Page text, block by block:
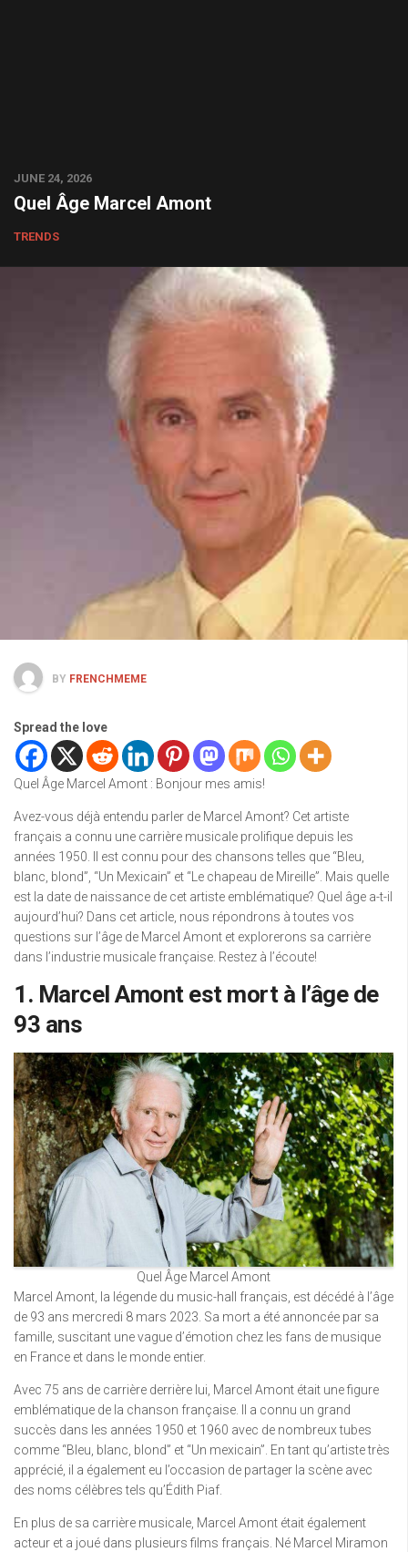
JUNE 24, 2026
Quel Âge Marcel Amont
TRENDS
BY FRENCHMEME
Spread the love
Quel Âge Marcel Amont : Bonjour mes amis!
Avez-vous déjà entendu parler de Marcel Amont? Cet artiste
français a connu une carrière musicale prolifique depuis les
années 1950. Il est connu pour des chansons telles que “Bleu,
blanc, blond”, “Un Mexicain” et “Le chapeau de Mireille”. Mais quelle
est la date de naissance de cet artiste emblématique? Quel âge a-t-il
aujourd’hui? Dans cet article, nous répondrons à toutes vos
questions sur l’âge de Marcel Amont et explorerons sa carrière
dans l’industrie musicale française. Restez à l’écoute!
1. Marcel Amont est mort à l’âge de
93 ans
Quel Âge Marcel Amont
Marcel Amont, la légende du music-hall français, est décédé à l’âge
de 93 ans mercredi 8 mars 2023. Sa mort a été annoncée par sa
famille, suscitant une vague d’émotion chez les fans de musique
en France et dans le monde entier.
Avec 75 ans de carrière derrière lui, Marcel Amont était une figure
emblématique de la chanson française. Il a connu un grand
succès dans les années 1950 et 1960 avec de nombreux tubes
comme “Bleu, blanc, blond” et “Un mexicain”. En tant qu’artiste très
apprécié, il a également eu l’occasion de partager la scène avec
des noms célèbres tels qu’Édith Piaf.
En plus de sa carrière musicale, Marcel Amont était également
acteur et a joué dans plusieurs films français. Né Marcel Miramon